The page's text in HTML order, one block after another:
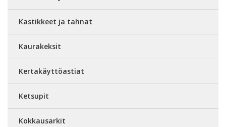
Kastikkeet ja tahnat
Kaurakeksit
Kertakäyttöastiat
Ketsupit
Kokkausarkit